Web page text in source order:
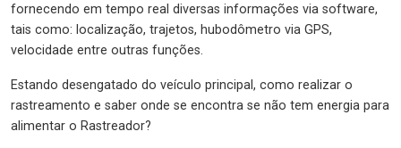
fornecendo em tempo real diversas informações via software,
tais como: localização, trajetos, hubodômetro via GPS,
velocidade entre outras funções.
Estando desengatado do veículo principal, como realizar o
rastreamento e saber onde se encontra se não tem energia para
alimentar o Rastreador?